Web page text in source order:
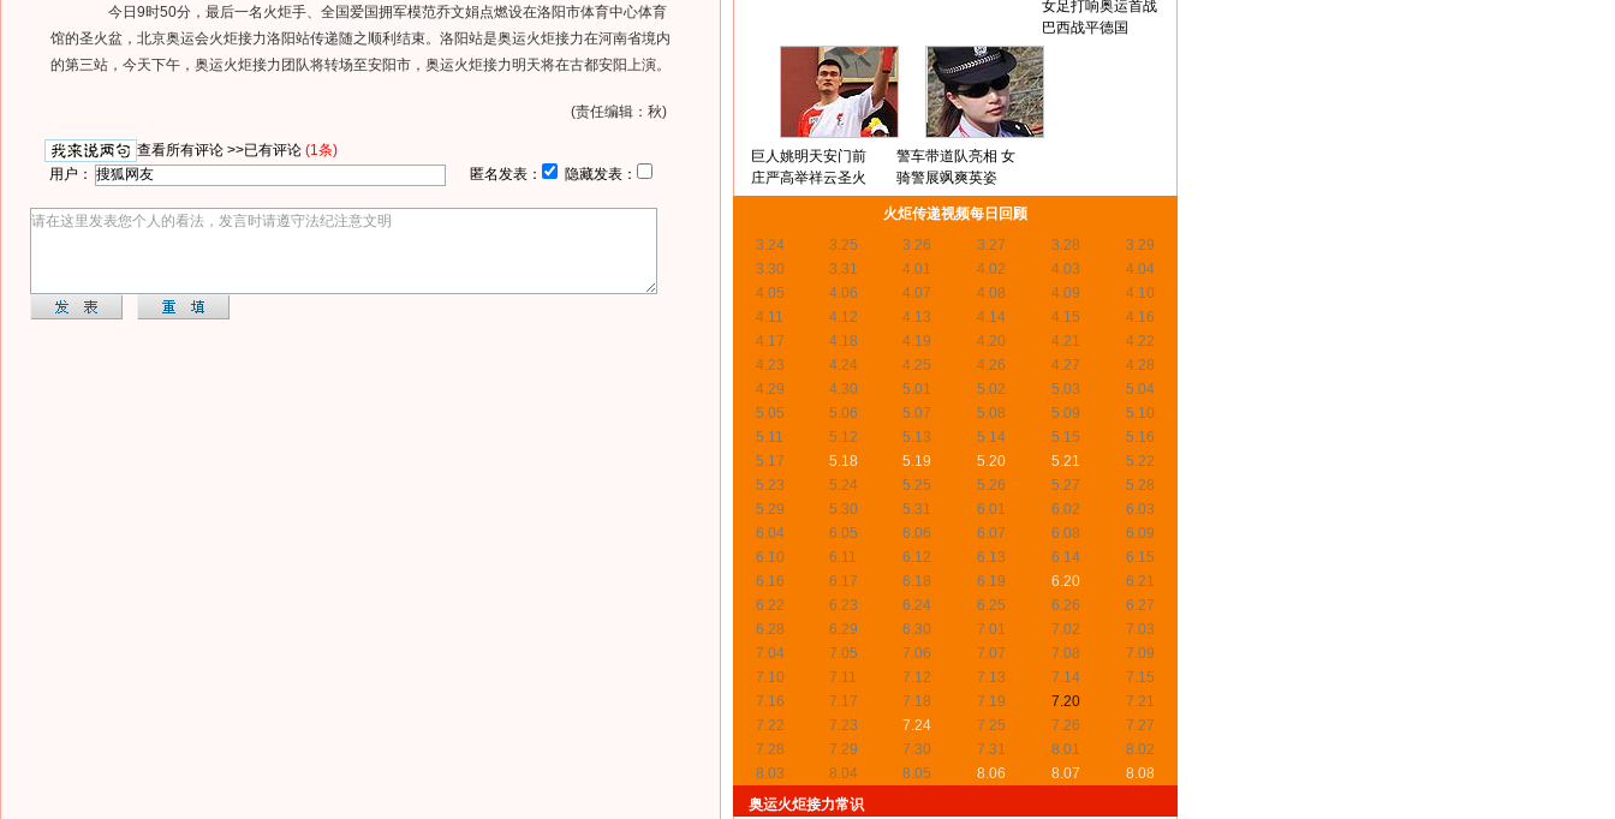
今日9时50分，最后一名火炬手、全国爱国拥军模范乔文娟点燃设在洛阳市体育中心体育
馆的圣火盆，北京奥运会火炬接力洛阳站传递随之顺利结束。洛阳站是奥运火炬接力在河南省境内
的第三站，今天下午，奥运火炬接力团队将转场至安阳市，奥运火炬接力明天将在古都安阳上演。
(责任编辑：秋)
查看所有评论 >>已有评论 (1条)
用户：
匿名发表： 隐藏发表：
女足打响奥运首战
巴西战平德国
巨人姚明天安门前
庄严高举祥云圣火
警车带道队亮相 女
骑警展飒爽英姿
火炬传递视频每日回顾
3.24
3.25 3.26 3.27 3.28
3.29
3.30
3.31 4.01 4.02 4.03
4.04
4.05
4.06 4.07 4.08 4.09
4.10
4.11
4.12 4.13 4.14 4.15
4.16
4.17
4.18 4.19 4.20 4.21
4.22
4.23
4.24 4.25 4.26 4.27
4.28
4.29
4.30 5.01 5.02 5.03
5.04
5.05
5.06 5.07 5.08 5.09
5.10
5.11
5.12 5.13 5.14 5.15
5.16
5.17
5.18 5.19 5.20 5.21
5.22
5.23
5.24 5.25 5.26 5.27
5.28
5.29
5.30 5.31 6.01 6.02
6.03
6.04
6.05 6.06 6.07 6.08
6.09
6.10
6.11 6.12 6.13 6.14
6.15
6.16
6.17 6.18 6.19 6.20
6.21
6.22
6.23 6.24 6.25 6.26
6.27
6.28
6.29 6.30 7.01 7.02
7.03
7.04
7.05 7.06 7.07 7.08
7.09
7.10
7.11 7.12 7.13 7.14
7.15
7.16
7.17 7.18 7.19 7.20
7.21
7.22
7.23 7.24 7.25 7.26
7.27
7.28
7.29 7.30 7.31 8.01
8.02
8.03
8.04 8.05 8.06 8.07
8.08
奥运火炬接力常识